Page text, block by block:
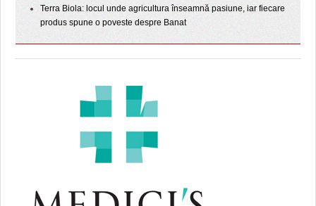
Terra Biola: locul unde agricultura înseamnă pasiune, iar fiecare
produs spune o poveste despre Banat